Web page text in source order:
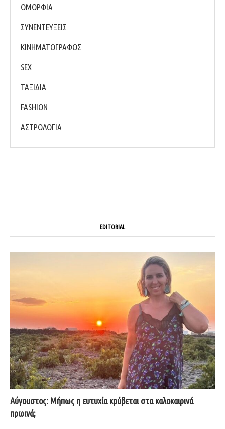
ΟΜΟΡΦΙΑ
ΣΥΝΕΝΤΕΥΞΕΙΣ
ΚΙΝΗΜΑΤΟΓΡΑΦΟΣ
SEX
ΤΑΞΙΔΙΑ
FASHION
ΑΣΤΡΟΛΟΓΙΑ
EDITORIAL
Αύγουστος: Μήπως η ευτυχία κρύβεται στα καλοκαιρινά
πρωινά;